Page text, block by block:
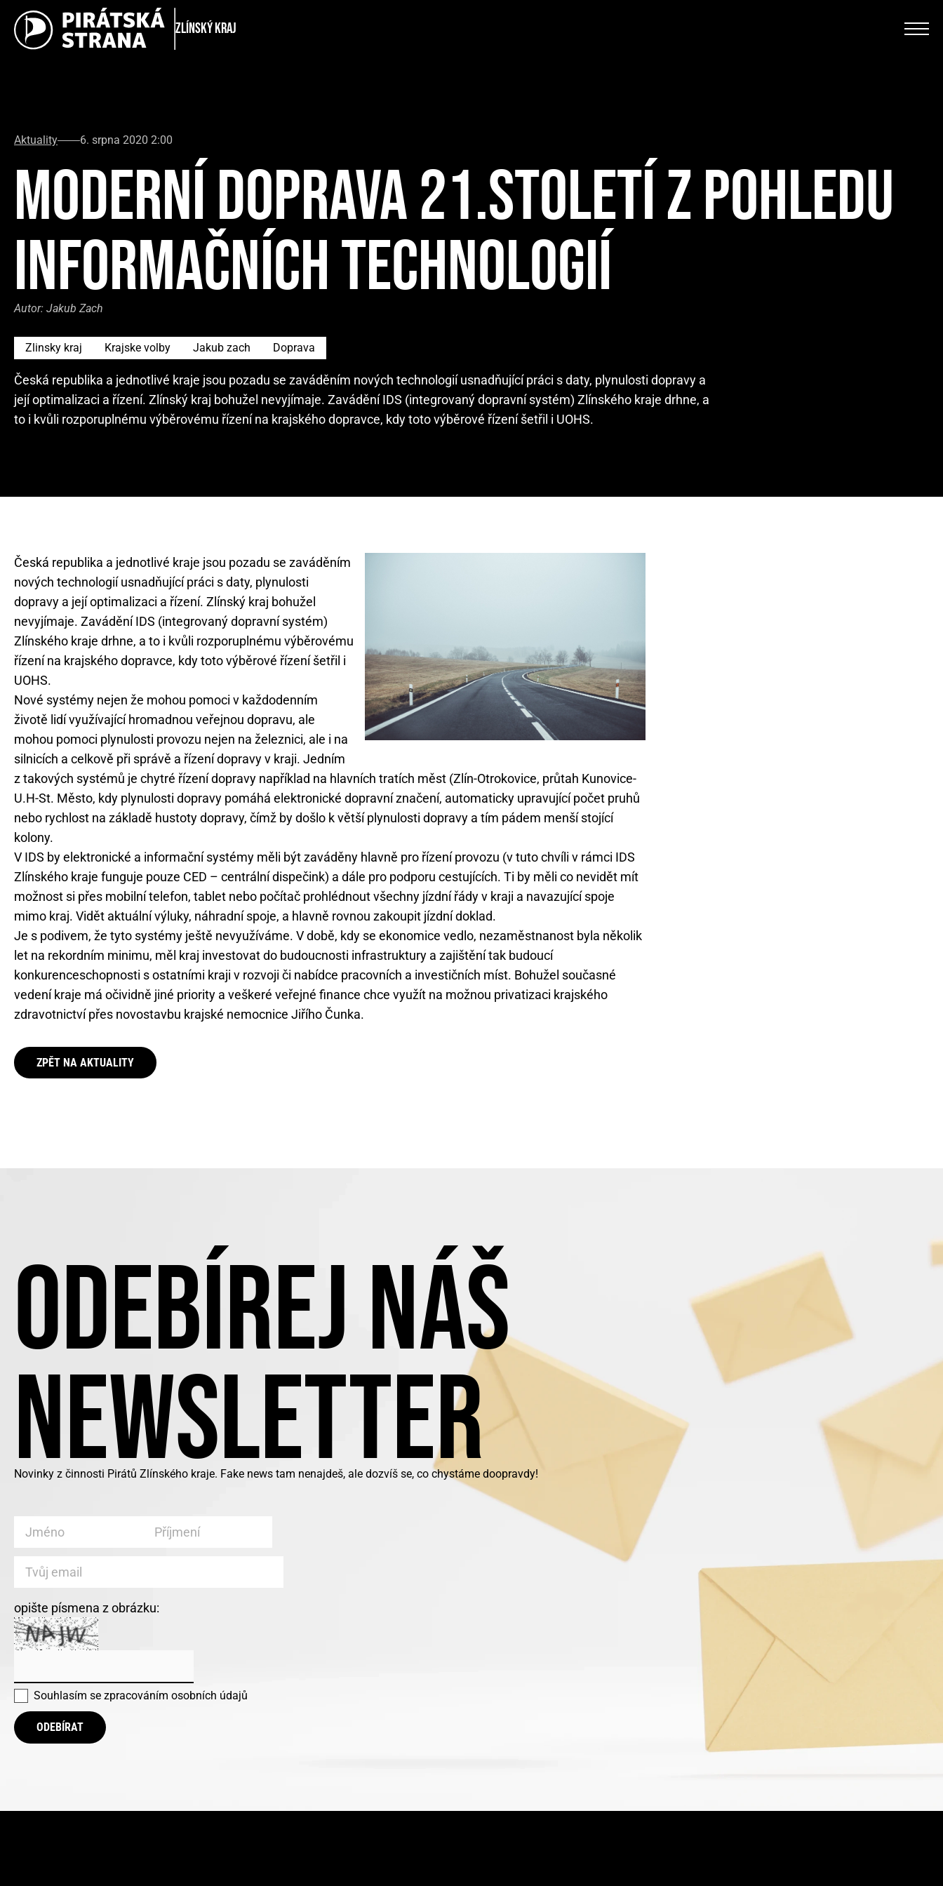
Zlínský kraj
Aktuality 6. srpna 2020 2:00
MODERNÍ DOPRAVA 21.STOLETÍ Z POHLEDU
INFORMAČNÍCH TECHNOLOGIÍ
Autor: Jakub Zach
Zlinsky kraj Krajske volby Jakub zach Doprava
Česká republika a jednotlivé kraje jsou pozadu se zaváděním nových technologií usnadňující práci s daty, plynulosti dopravy a
její optimalizaci a řízení. Zlínský kraj bohužel nevyjímaje. Zavádění IDS (integrovaný dopravní systém) Zlínského kraje drhne, a
to i kvůli rozporuplnému výběrovému řízení na krajského dopravce, kdy toto výběrové řízení šetřil i UOHS.
Česká republika a jednotlivé kraje jsou pozadu se zaváděním
nových technologií usnadňující práci s daty, plynulosti
dopravy a její optimalizaci a řízení. Zlínský kraj bohužel
nevyjímaje. Zavádění IDS (integrovaný dopravní systém)
Zlínského kraje drhne, a to i kvůli rozporuplnému výběrovému
řízení na krajského dopravce, kdy toto výběrové řízení šetřil i
UOHS.
Nové systémy nejen že mohou pomoci v každodenním
životě lidí využívající hromadnou veřejnou dopravu, ale
mohou pomoci plynulosti provozu nejen na železnici, ale i na
silnicích a celkově při správě a řízení dopravy v kraji. Jedním
z takových systémů je chytré řízení dopravy například na hlavních tratích měst (Zlín-Otrokovice, průtah Kunovice-
U.H-St. Město, kdy plynulosti dopravy pomáhá elektronické dopravní značení, automaticky upravující počet pruhů
nebo rychlost na základě hustoty dopravy, čímž by došlo k větší plynulosti dopravy a tím pádem menší stojící
kolony.
V IDS by elektronické a informační systémy měli být zaváděny hlavně pro řízení provozu (v tuto chvíli v rámci IDS
Zlínského kraje funguje pouze CED – centrální dispečink) a dále pro podporu cestujících. Ti by měli co nevidět mít
možnost si přes mobilní telefon, tablet nebo počítač prohlédnout všechny jízdní řády v kraji a navazující spoje
mimo kraj. Vidět aktuální výluky, náhradní spoje, a hlavně rovnou zakoupit jízdní doklad.
Je s podivem, že tyto systémy ještě nevyužíváme. V době, kdy se ekonomice vedlo, nezaměstnanost byla několik
let na rekordním minimu, měl kraj investovat do budoucnosti infrastruktury a zajištění tak budoucí
konkurenceschopnosti s ostatními kraji v rozvoji či nabídce pracovních a investičních míst. Bohužel současné
vedení kraje má očividně jiné priority a veškeré veřejné finance chce využít na možnou privatizaci krajského
zdravotnictví přes novostavbu krajské nemocnice Jiřího Čunka.
ZPĚT NA AKTUALITY
ODEBÍREJ NÁŠ
NEWSLETTER
Novinky z činnosti Pirátů Zlínského kraje. Fake news tam nenajdeš, ale dozvíš se, co chystáme doopravdy!
opište písmena z obrázku:
Souhlasím se zpracováním osobních údajů
ODEBÍRAT